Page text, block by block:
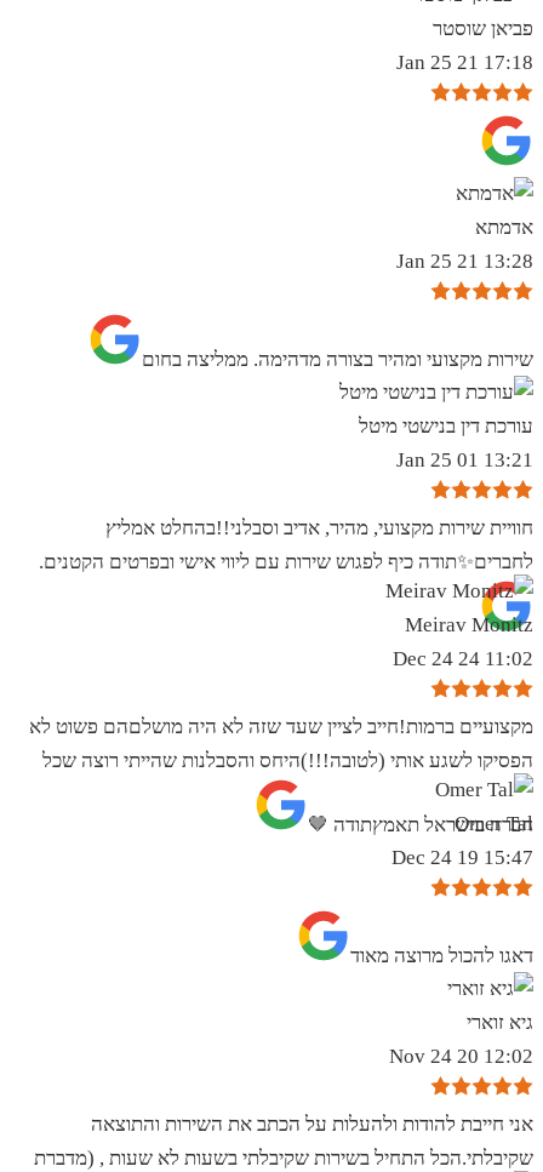
פביאן שוסטר
17:18 21 Jan 25
אדמתא
13:28 21 Jan 25
שירות מקצועי ומהיר בצורה מדהימה. ממליצה בחום
עורכת דין בנישטי מיטל
13:21 01 Jan 25
חוויית שירות מקצועי, מהיר, אדיב וסבלני!!בהחלט אמליץ
לחברים✨️תודה כיף לפגוש שירות עם ליווי אישי ובפרטים הקטנים.
Meirav Monitz
11:02 24 Dec 24
מקצועיים ברמות!חייב לציין שעד שזה לא היה מושלםהם פשוט לא
הפסיקו לשגע אותי (לטובה!!!)היחס והסבלנות שהייתי רוצה שכל
חברה בישראל תאמץתודה 🤎
Omer Tal
15:47 19 Dec 24
‏דאגו להכול מרוצה מאוד
גיא זוארי
12:02 20 Nov 24
אני חייבת להודות ולהעלות על הכתב את השירות והתוצאה
שקיבלתי.הכל התחיל בשירות שקיבלתי בשעות לא שעות , (מדברת